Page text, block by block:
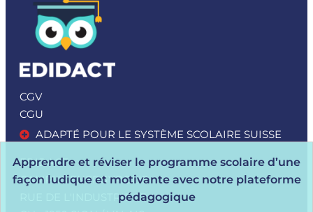
Apprendre et réviser le programme scolaire d’une
façon ludique et motivante avec notre plateforme
pédagogique
CGV
CGU
ADAPTÉ POUR LE SYSTÈME SCOLAIRE SUISSE
EDIDACT
CAMPUS ENERGYPOLIS
RUE DE L'INDUSTRIE 23